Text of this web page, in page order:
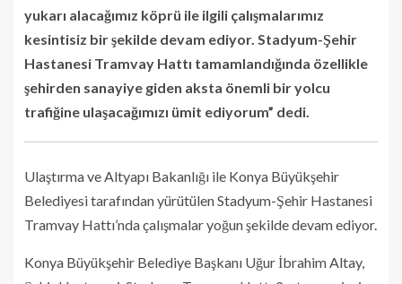
yukarı alacağımız köprü ile ilgili çalışmalarımız
kesintisiz bir şekilde devam ediyor. Stadyum-Şehir
Hastanesi Tramvay Hattı tamamlandığında özellikle
şehirden sanayiye giden aksta önemli bir yolcu
trafiğine ulaşacağımızı ümit ediyorum” dedi.
Ulaştırma ve Altyapı Bakanlığı ile Konya Büyükşehir
Belediyesi tarafından yürütülen Stadyum-Şehir Hastanesi
Tramvay Hattı’nda çalışmalar yoğun şekilde devam ediyor.
Konya Büyükşehir Belediye Başkanı Uğur İbrahim Altay,